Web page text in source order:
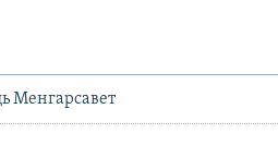
Менгарсавет